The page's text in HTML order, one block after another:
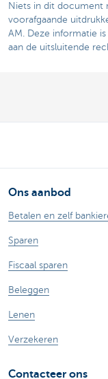
Niets in dit document
voorafgaande
AM. Deze informatie
aan de uitsluitende
Ons aanbod
Betalen en zelf
Sparen
Fiscaal sparen
Beleggen
Lenen
Verzekeren
Contacteer ons